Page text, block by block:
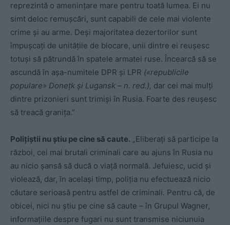
reprezintă o amenințare mare pentru toată lumea. Ei nu
simt deloc remușcări, sunt capabili de cele mai violente
crime și au arme. Deși majoritatea dezertorilor sunt
împușcați de unitățile de blocare, unii dintre ei reușesc
totuși să pătrundă în spatele armatei ruse. Încearcă să se
ascundă în așa-numitele DPR și LPR («republicile
populare» Donețk și Lugansk – n. red.), dar cei mai mulți
dintre prizonieri sunt trimiși în Rusia. Foarte des reușesc
să treacă granița.”
Polițiștii nu știu pe cine să caute. „Eliberați să participe la
război, cei mai brutali criminali care au ajuns în Rusia nu
au nicio șansă să ducă o viață normală. Jefuiesc, ucid și
violează, dar, în același timp, poliția nu efectuează nicio
căutare serioasă pentru astfel de criminali. Pentru că, de
obicei, nici nu știu pe cine să caute – în Grupul Wagner,
informațiile despre fugari nu sunt transmise niciunuia